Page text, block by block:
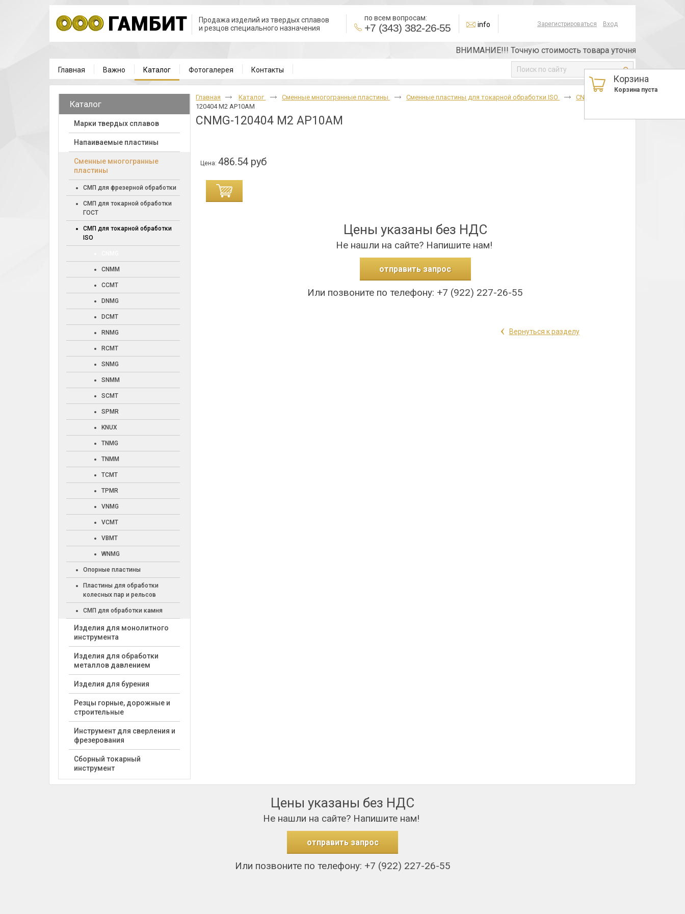
Зарегистрироваться Вход
Продажа изделий из твердых сплавов
и резцов специального назначения
по всем вопросам:
+7 (343) 382-26-55 info
ВНИМАНИЕ!!! Точную стоимость товара уточняйте у
Главная Важно Каталог Фотогалерея Контакты
Корзина
Корзина пуста
Каталог
Марки твердых сплавов
Напаиваемые пластины
Cменные многогранные
пластины
СМП для фрезерной обработки
СМП для токарной обработки
ГОСТ
СМП для токарной обработки
ISO
CNMM
CCMT
DNMG
DCMT
RNMG
RCMT
SNMG
SNMM
SCMT
SPMR
KNUX
TNMG
TNMM
TCMT
TPMR
VNMG
VCMT
VBMT
WNMG
Опорные пластины
Пластины для обработки
колесных пар и рельсов
СМП для обработки камня
Изделия для монолитного
инструмента
Изделия для обработки
металлов давлением
Изделия для бурения
Резцы горные, дорожные и
строительные
Инструмент для сверления и
фрезерования
Сборный токарный
инструмент
Главная Каталог Cменные многогранные пластины Сменные пластины для токарной обработки ISO CNMG
120404 M2 AP10AM
CNMG-120404 M2 AP10AM
Цена: 486.54 руб
Цены указаны без НДС
Не нашли на сайте? Напишите нам!
отправить запрос
Или позвоните по телефону: +7 (922) 227-26-55
‹ Вернуться к разделу
Цены указаны без НДС
Не нашли на сайте? Напишите нам!
отправить запрос
Или позвоните по телефону: +7 (922) 227-26-55